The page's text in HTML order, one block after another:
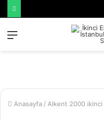
Anasayfa / Alkent 2000 ikinci